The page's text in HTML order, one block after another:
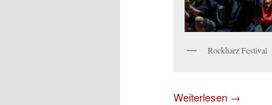
Rockharz Festival
Weiterlesen →